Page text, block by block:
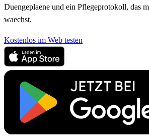
Duengeplaene und ein Pflegeprotokoll, das
waechst.
Kostenlos im Web testen